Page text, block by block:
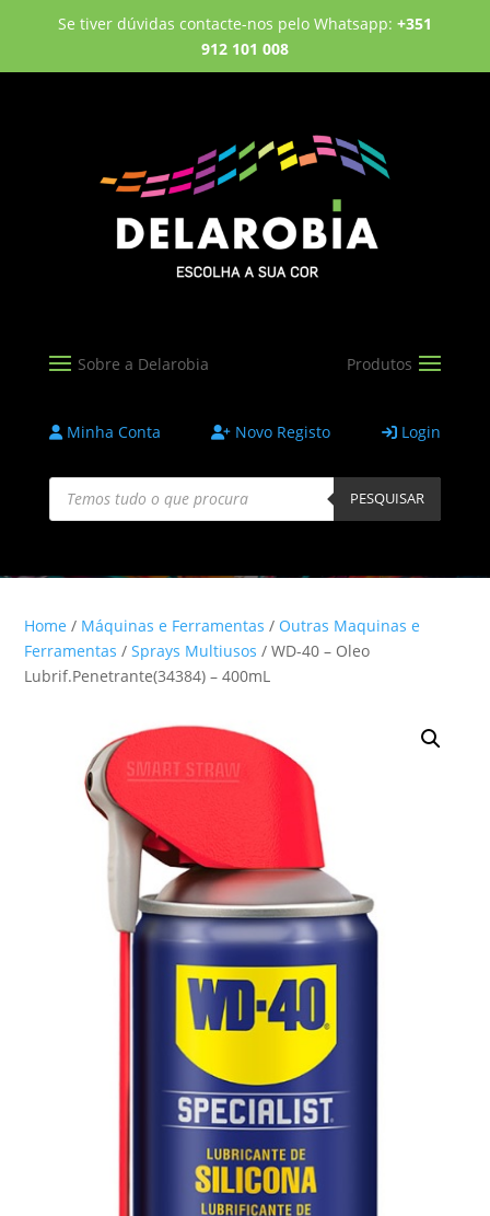
Se tiver dúvidas contacte-nos pelo Whatsapp: +351
912 101 008
Minha Conta Novo Registo Login
Products
search PESQUISAR
Home / Máquinas e Ferramentas / Outras Maquinas e
Ferramentas /Sprays Multiusos / WD-40 – Oleo
Lubrif.Penetrante(34384) – 400mL